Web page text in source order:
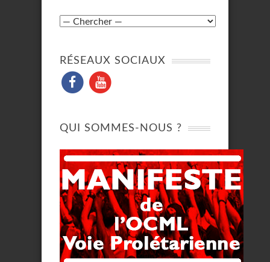
RÉSEAUX SOCIAUX
QUI SOMMES-NOUS ?